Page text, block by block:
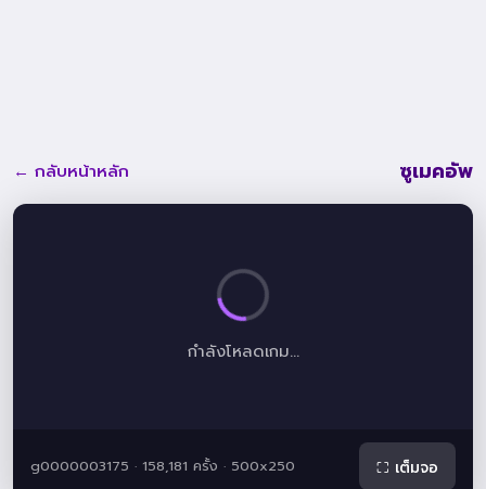
← กลับหน้าหลัก ซูเมคอัพ
กำลังโหลดเกม...
g0000003175 · 158,181 ครั้ง · 500x250 ⛶ เต็มจอ